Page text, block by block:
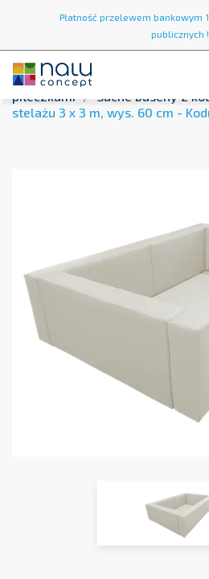
Płatność przelewem bankowym
publicznych !
Strona główna
piłeczkami
Suche baseny z
stelażu 3 x 3 m, wys. 60 cm -